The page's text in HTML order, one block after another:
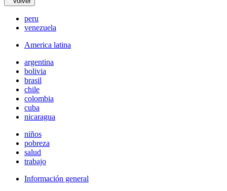
peru
venezuela
America latina
argentina
bolivia
brasil
chile
colombia
cuba
nicaragua
niños
pobreza
salud
trabajo
Información general